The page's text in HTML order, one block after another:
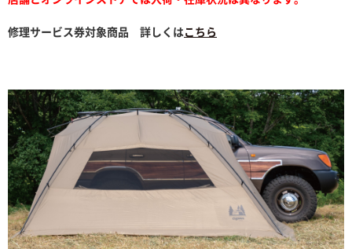
修理サービス券対象商品 詳しくはこちら